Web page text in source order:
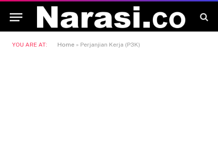
YOU ARE AT: Home » Perjanjian Kerja (P3K)